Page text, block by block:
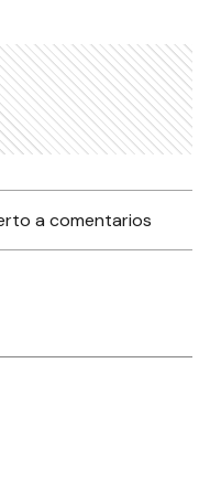
a comentarios